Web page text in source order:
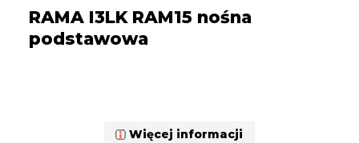
RAMA I3LK RAM15 nośna
podstawowa
Więcej informacji